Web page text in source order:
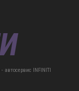
автосервис INFINITI